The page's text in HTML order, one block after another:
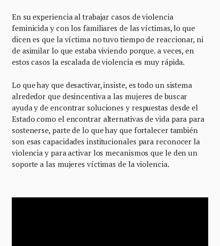
En su experiencia al trabajar casos de violencia
feminicida y con los familiares de las víctimas, lo que
dicen es que la víctima no tuvo tiempo de reaccionar, ni
de asimilar lo que estaba viviendo porque. a veces, en
estos casos la escalada de violencia es muy rápida.
Lo que hay que desactivar, insiste, es todo un sistema
alrededor que desincentiva a las mujeres de buscar
ayuda y de encontrar soluciones y respuestas desde el
Estado como el encontrar alternativas de vida para para
sostenerse, parte de lo que hay que fortalecer también
son esas capacidades institucionales para reconocer la
violencia y para activar los mecanismos que le den un
soporte a las mujeres víctimas de la violencia.